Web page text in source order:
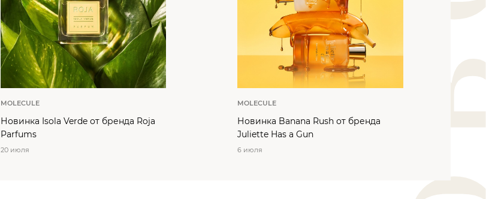
MOLECULE
Новинка Isola Verde от бренда Roja
Parfums
20 июля
MOLECULE
Новинка Banana Rush от бренда
Juliette Has a Gun
6 июля